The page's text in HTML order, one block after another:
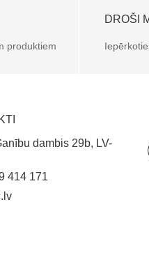
produktiem
DROŠI
dambis 29b, LV-
414 171